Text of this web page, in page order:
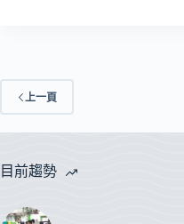
上一頁
目前趨勢